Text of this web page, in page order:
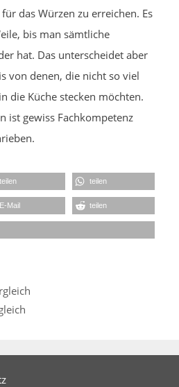
das Würzen zu erreichen. Es
bis man sämtliche
hat. Das unterscheidet aber
von denen, die nicht so viel
die Küche stecken möchten.
ist gewiss Fachkompetenz
teilen teilen
E-Mail teilen